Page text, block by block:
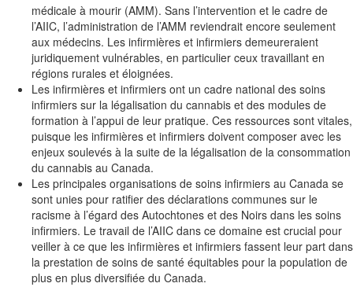
médicale à mourir (AMM). Sans l’intervention et le cadre de
l’AIIC, l’administration de l’AMM reviendrait encore seulement
aux médecins. Les infirmières et infirmiers demeureraient
juridiquement vulnérables, en particulier ceux travaillant en
régions rurales et éloignées.
Les infirmières et infirmiers ont un cadre national des soins
infirmiers sur la légalisation du cannabis et des modules de
formation à l’appui de leur pratique. Ces ressources sont vitales,
puisque les infirmières et infirmiers doivent composer avec les
enjeux soulevés à la suite de la légalisation de la consommation
du cannabis au Canada.
Les principales organisations de soins infirmiers au Canada se
sont unies pour ratifier des déclarations communes sur le
racisme à l’égard des Autochtones et des Noirs dans les soins
infirmiers. Le travail de l’AIIC dans ce domaine est crucial pour
veiller à ce que les infirmières et infirmiers fassent leur part dans
la prestation de soins de santé équitables pour la population de
plus en plus diversifiée du Canada.